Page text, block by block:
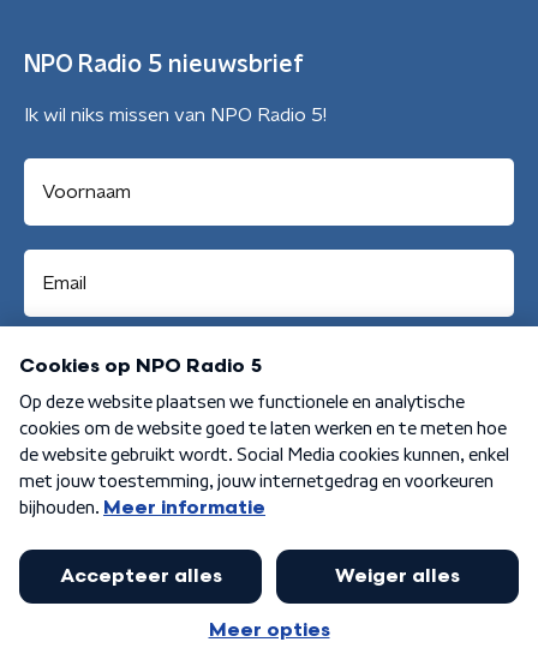
NPO Radio 5 nieuwsbrief
Ik wil niks missen van NPO Radio 5!
Aanmelden
Algemene voorwaarden